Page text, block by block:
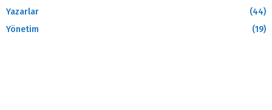
Yazarlar
(44)
Yönetim
(19)